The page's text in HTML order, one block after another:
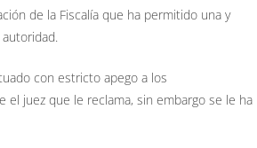
de la Fiscalía que ha permitido una y
con estricto apego a los
el juez que le reclama, sin embargo se le ha